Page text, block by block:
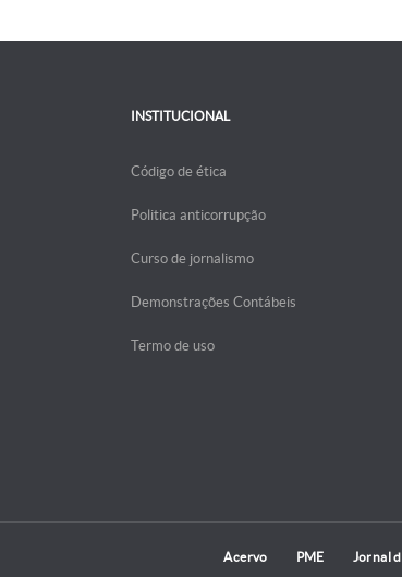
INSTITUCIONAL
Código de ética
Politica anticorrupção
Curso de jornalismo
Demonstrações Contábeis
Termo de uso
Acervo PME Jornal